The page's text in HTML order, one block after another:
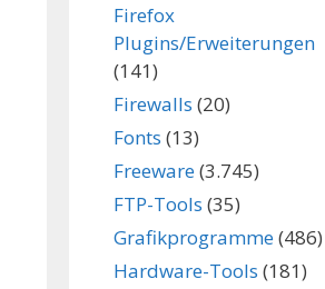
Firefox
Plugins/Erweiterungen
(141)
Firewalls (20)
Fonts (13)
Freeware(3.745)
FTP-Tools (35)
Grafikprogramme(486)
Hardware-Tools (181)